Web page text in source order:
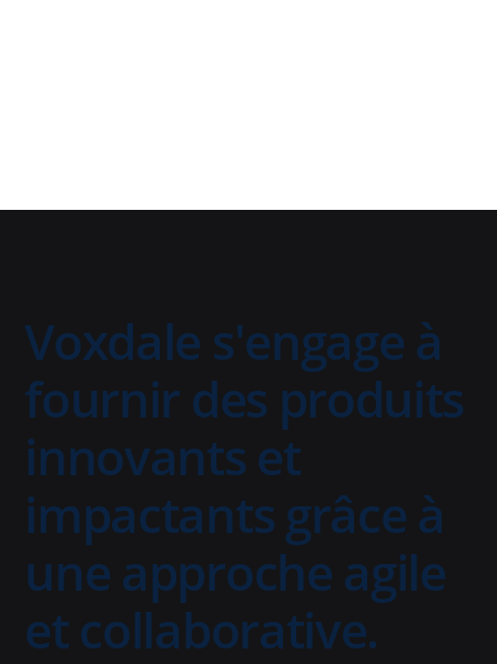
Voxdale s'engage à
fournir des produits
innovants et
impactants grâce à
une approche agile
et collaborative.